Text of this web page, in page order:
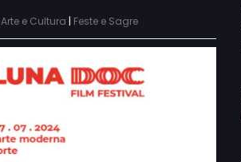
Arte e Cultura | Feste e Sagre